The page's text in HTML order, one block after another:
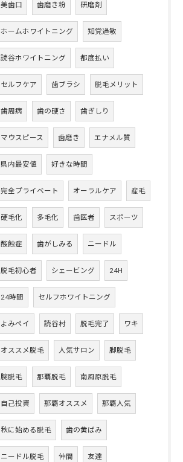
美歯口 歯磨き粉 研磨剤
ホームホワイトニング 知覚過敏
読谷ホワイトニング 都度払い
セルフケア 歯ブラシ 脱毛メリット
歯周病 歯の硬さ 歯ぎしり
マウスピース 歯磨き エナメル質
県内最安値 好きな時間
完全プライベート オーラルケア 産毛
硬毛化 多毛化 歯医者 スポーツ
酸蝕症 歯がしみる ニードル
脱毛初心者 シェービング 24H
24時間 セルフホワイトニング
よみペイ 読谷村 脱毛完了 ワキ
オススメ脱毛 人気サロン 脚脱毛
腕脱毛 那覇脱毛 南風原脱毛
自己投資 那覇オススメ 那覇人気
秋に始める脱毛 歯の黄ばみ
ニードル脱毛 仲間 友達